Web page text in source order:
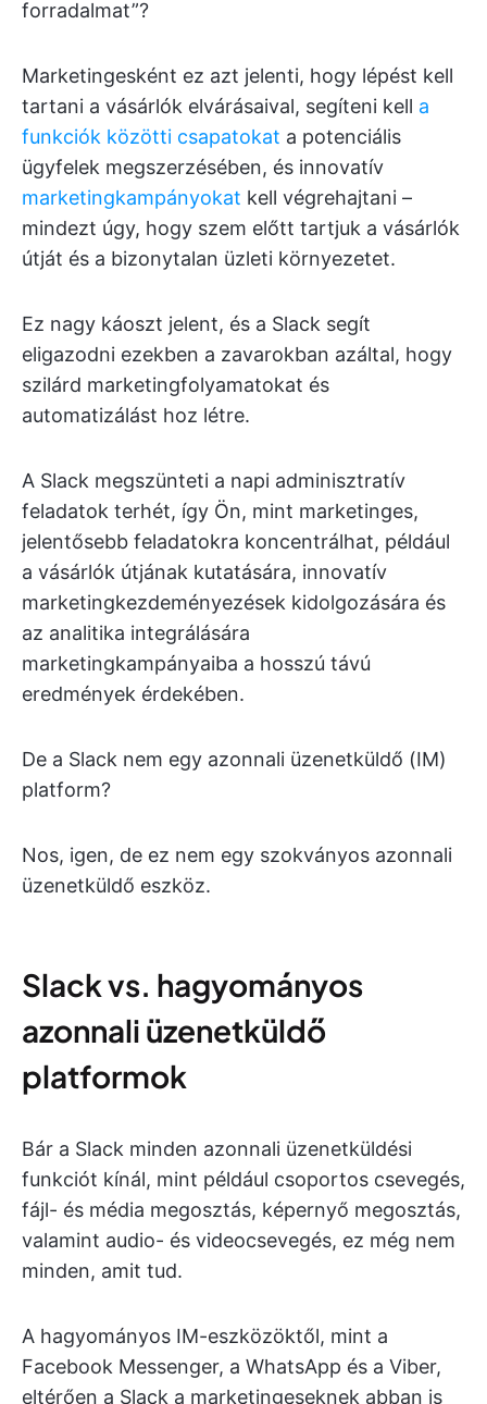
forradalmat”?
Marketingesként ez azt jelenti, hogy lépést kell
tartani a vásárlók elvárásaival, segíteni kell a
funkciók közötti csapatokat a potenciális
ügyfelek megszerzésében, és innovatív
marketingkampányokat kell végrehajtani –
mindezt úgy, hogy szem előtt tartjuk a vásárlók
útját és a bizonytalan üzleti környezetet.
Ez nagy káoszt jelent, és a Slack segít
eligazodni ezekben a zavarokban azáltal, hogy
szilárd marketingfolyamatokat és
automatizálást hoz létre.
A Slack megszünteti a napi adminisztratív
feladatok terhét, így Ön, mint marketinges,
jelentősebb feladatokra koncentrálhat, például
a vásárlók útjának kutatására, innovatív
marketingkezdeményezések kidolgozására és
az analitika integrálására
marketingkampányaiba a hosszú távú
eredmények érdekében.
De a Slack nem egy azonnali üzenetküldő (IM)
platform?
Nos, igen, de ez nem egy szokványos azonnali
üzenetküldő eszköz.
Slack vs. hagyományos
azonnali üzenetküldő
platformok
Bár a Slack minden azonnali üzenetküldési
funkciót kínál, mint például csoportos csevegés,
fájl- és média megosztás, képernyő megosztás,
valamint audio- és videocsevegés, ez még nem
minden, amit tud.
A hagyományos IM-eszközöktől, mint a
Facebook Messenger, a WhatsApp és a Viber,
eltérően a Slack a marketingeseknek abban is